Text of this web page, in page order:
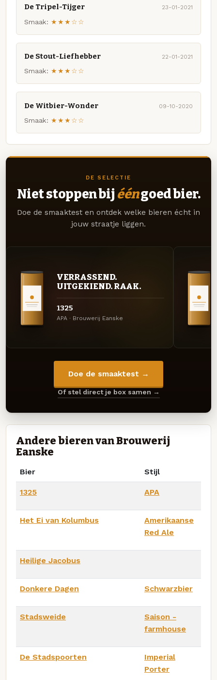
De Tripel-Tijger 23-01-2021
Smaak: ★★★☆☆
De Stout-Liefhebber 22-01-2021
Smaak: ★★★☆☆
De Witbier-Wonder 09-10-2020
Smaak: ★★★☆☆
DE SELECTIE
Niet stoppen bij ééngoed bier.
Doe de smaaktest en ontdek welke bieren écht in
jouw straatje liggen.
VERRASSEND.
UITGEKIEND. RAAK.
1325
APA · Brouwerij Eanske
Doe de smaaktest →
Of stel direct je box samen →
Andere bieren van Brouwerij
Eanske
Bier Stijl
1325 APA
Het Ei van Kolumbus
Amerikaanse
Red Ale
Heilige Jacobus
Donkere Dagen Schwarzbier
Stadsweide
Saison -
farmhouse
De Stadspoorten
Imperial
Porter